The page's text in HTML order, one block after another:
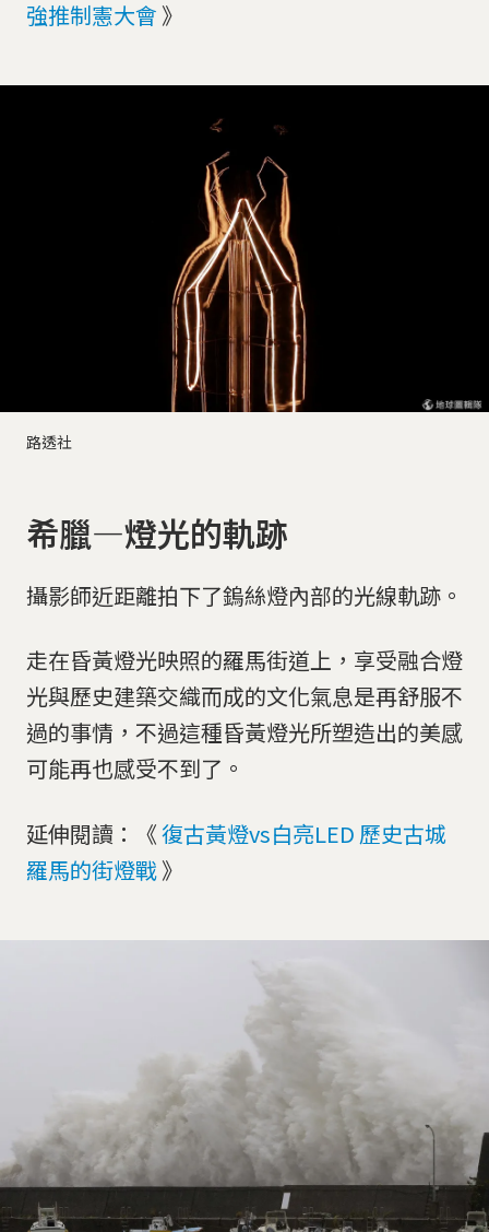
強推制憲大會 》
路透社
希臘—燈光的軌跡
攝影師近距離拍下了鎢絲燈內部的光線軌跡。
走在昏黃燈光映照的羅馬街道上，享受融合燈
光與歷史建築交織而成的文化氣息是再舒服不
過的事情，不過這種昏黃燈光所塑造出的美感
可能再也感受不到了。
延伸閱讀：《復古黃燈vs白亮LED 歷史古城
羅馬的街燈戰》